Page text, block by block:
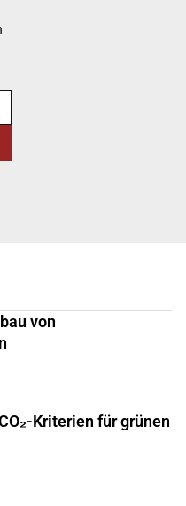
von
Kriterien für grünen